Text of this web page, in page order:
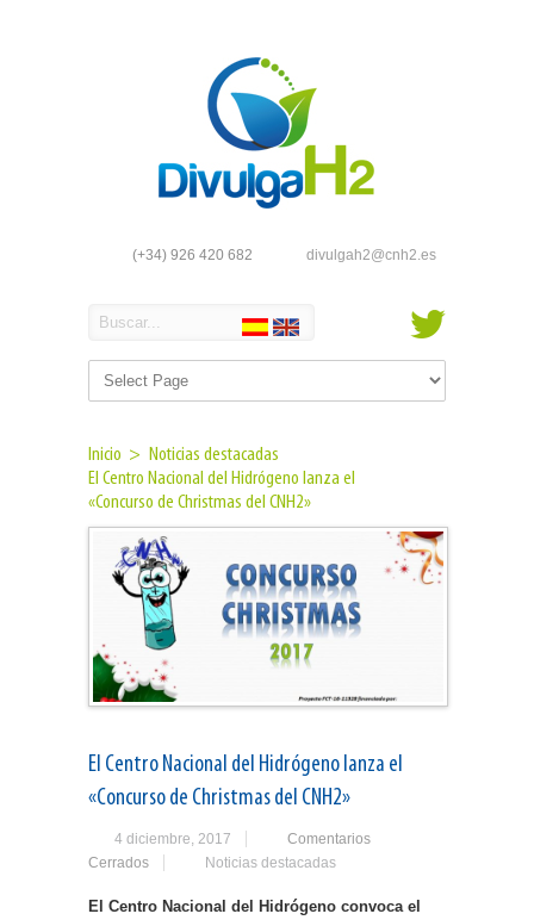
(+34) 926 420 682 divulgah2@cnh2.es
Inicio > Noticias destacadas
El Centro Nacional del Hidrógeno lanza el
«Concurso de Christmas del CNH2»
El Centro Nacional del Hidrógeno lanza el
«Concurso de Christmas del CNH2»
4 diciembre, 2017
Comentarios
Cerrados
Noticias destacadas
El Centro Nacional del Hidrógeno convoca el